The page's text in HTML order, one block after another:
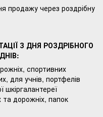
продажу через роздрібну
З ДНЯ РОЗДРІБНОГО
спортивних
для учнів, портфелів
шкіргалантереї
та дорожніх, папок